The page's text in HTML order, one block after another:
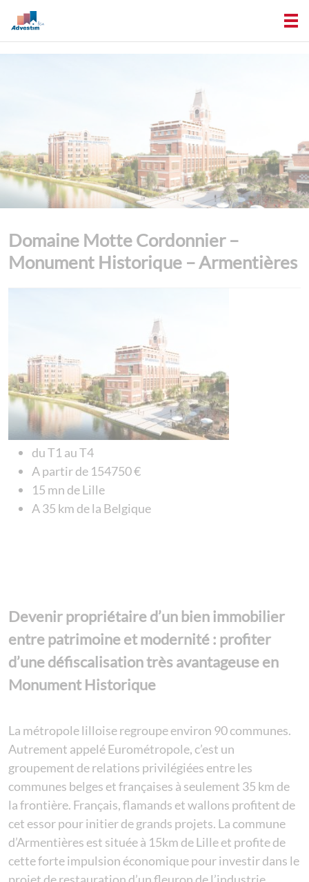
Domaine Motte Cordonnier –
Monument Historique – Armentières
du T1 au T4
A partir de 154750 €
15 mn de Lille
A 35 km de la Belgique
Devenir propriétaire d’un bien immobilier
entre patrimoine et modernité : profiter
d’une défiscalisation très avantageuse en
Monument Historique
La métropole lilloise regroupe environ 90 communes.
Autrement appelé Eurométropole, c’est un
groupement de relations privilégiées entre les
communes belges et françaises à seulement 35 km de
la frontière. Français, flamands et wallons profitent de
cet essor pour initier de grands projets. La commune
d’Armentières est située à 15km de Lille et profite de
cette forte impulsion économique pour investir dans le